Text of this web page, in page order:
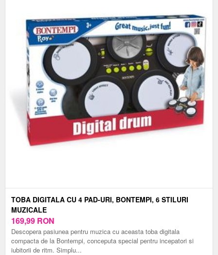
TOBA DIGITALA CU 4 PAD-URI, BONTEMPI, 6 STILURI
MUZICALE
169,99 RON
Descopera pasiunea pentru muzica cu aceasta toba digitala
compacta de la Bontempi, conceputa special pentru incepatori si
iubitorii de ritm. Simplu...